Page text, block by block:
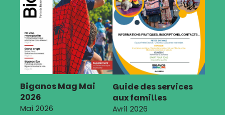
Biganos Mag Mai
2026
Mai 2026
Guide des services
aux familles
Avril 2026